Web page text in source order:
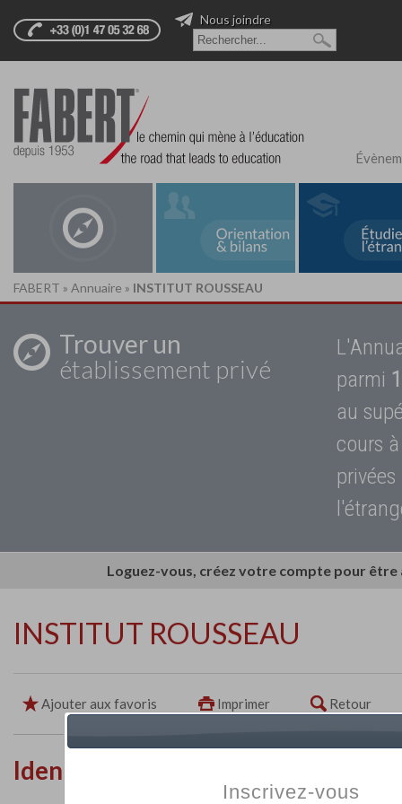
Nous joindre
FABERT » Annuaire » INSTITUT ROUSSEAU
Trouver un
établissement privé
parmi
au
cours
Loguez-vous, créez votre compte pour
INSTITUT ROUSSEAU
Ajouter aux favoris Imprimer Retour
Identité de l'établissement
Inscrivez-vous